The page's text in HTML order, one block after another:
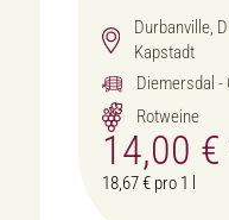
Durbanville,
Kapstadt
Diemersdal -
Rotweine
14,00 €
18,67 € pro 1 l